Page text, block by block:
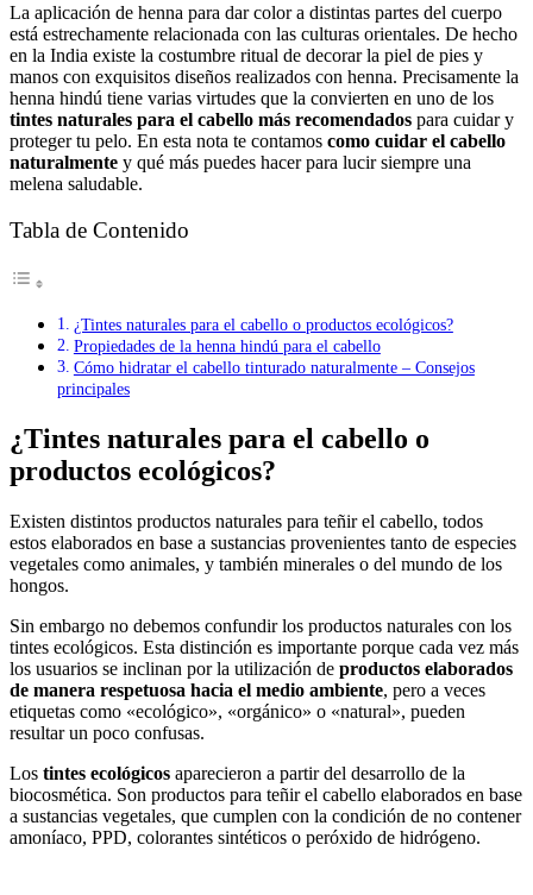
La aplicación de henna para dar color a distintas partes del cuerpo
está estrechamente relacionada con las culturas orientales. De hecho
en la India existe la costumbre ritual de decorar la piel de pies y
manos con exquisitos diseños realizados con henna. Precisamente la
henna hindú tiene varias virtudes que la convierten en uno de los
tintes naturales para el cabello más recomendados para cuidar y
proteger tu pelo. En esta nota te contamos como cuidar el cabello
naturalmente y qué más puedes hacer para lucir siempre una
melena saludable.
Tabla de Contenido
¿Tintes naturales para el cabello o productos ecológicos?
Propiedades de la henna hindú para el cabello
Cómo hidratar el cabello tinturado naturalmente – Consejos
principales
¿Tintes naturales para el cabello o
productos ecológicos?
Existen distintos productos naturales para teñir el cabello, todos
estos elaborados en base a sustancias provenientes tanto de especies
vegetales como animales, y también minerales o del mundo de los
hongos.
Sin embargo no debemos confundir los productos naturales con los
tintes ecológicos. Esta distinción es importante porque cada vez más
los usuarios se inclinan por la utilización de productos elaborados
de manera respetuosa hacia el medio ambiente, pero a veces
etiquetas como «ecológico», «orgánico» o «natural», pueden
resultar un poco confusas.
Los tintes ecológicos aparecieron a partir del desarrollo de la
biocosmética. Son productos para teñir el cabello elaborados en base
a sustancias vegetales, que cumplen con la condición de no contener
amoníaco, PPD, colorantes sintéticos o peróxido de hidrógeno.